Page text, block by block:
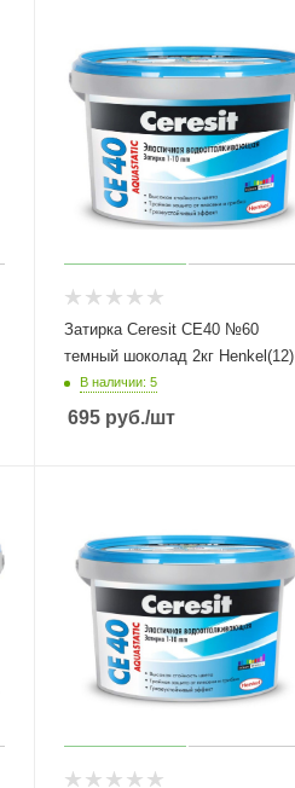
Затирка Ceresit СЕ40 №60
темный шоколад 2кг Henkel(12)
В наличии: 5
695 руб./шт